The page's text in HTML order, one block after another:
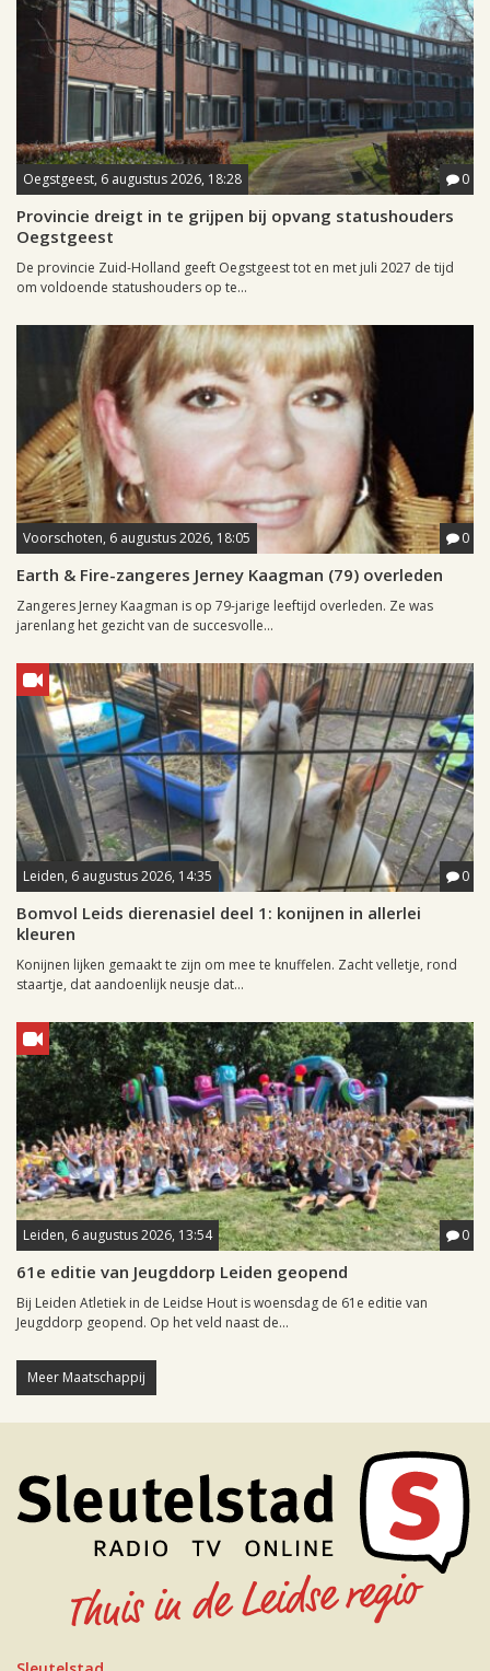
Oegstgeest, 6 augustus 2026, 18:28 0
Provincie dreigt in te grijpen bij opvang statushouders
Oegstgeest
De provincie Zuid-Holland geeft Oegstgeest tot en met juli 2027 de tijd
om voldoende statushouders op te...
Voorschoten, 6 augustus 2026, 18:05 0
Earth & Fire-zangeres Jerney Kaagman (79) overleden
Zangeres Jerney Kaagman is op 79-jarige leeftijd overleden. Ze was
jarenlang het gezicht van de succesvolle...
Leiden, 6 augustus 2026, 14:35 0
Bomvol Leids dierenasiel deel 1: konijnen in allerlei
kleuren
Konijnen lijken gemaakt te zijn om mee te knuffelen. Zacht velletje, rond
staartje, dat aandoenlijk neusje dat...
Leiden, 6 augustus 2026, 13:54 0
61e editie van Jeugddorp Leiden geopend
Bij Leiden Atletiek in de Leidse Hout is woensdag de 61e editie van
Jeugddorp geopend. Op het veld naast de...
Meer Maatschappij